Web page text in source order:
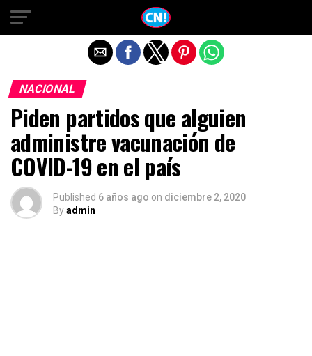
NACIONAL
Piden partidos que alguien
administre vacunación de
COVID-19 en el país
Published 6 años ago on diciembre 2, 2020
Byadmin
Salir de la versión móvil